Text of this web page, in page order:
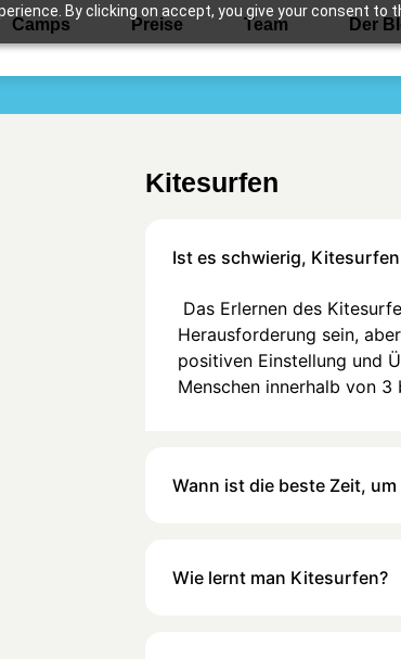
By clicking on accept, you give your consent to
Camps Preise Team Der
Kitesurfen
Ist es schwierig,
Das Erlernen des
Herausforderung sein,
positiven Einstellung und
Menschen innerhalb von
Wann ist die beste Zeit,
Wie lernt man Kitesurfen?